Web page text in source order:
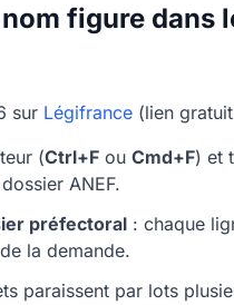
figure dans
sur Légifrance (lien
(Ctrl+F ou Cmd+F) et
ANEF.
préfectoral : chaque
la demande.
paraissent par lots